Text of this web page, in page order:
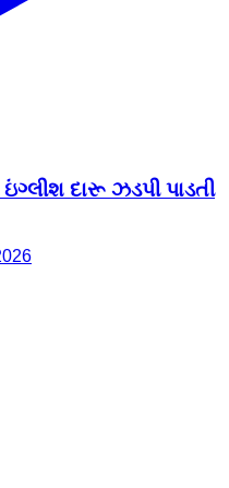
દારૂ ઝડપી પાડતી